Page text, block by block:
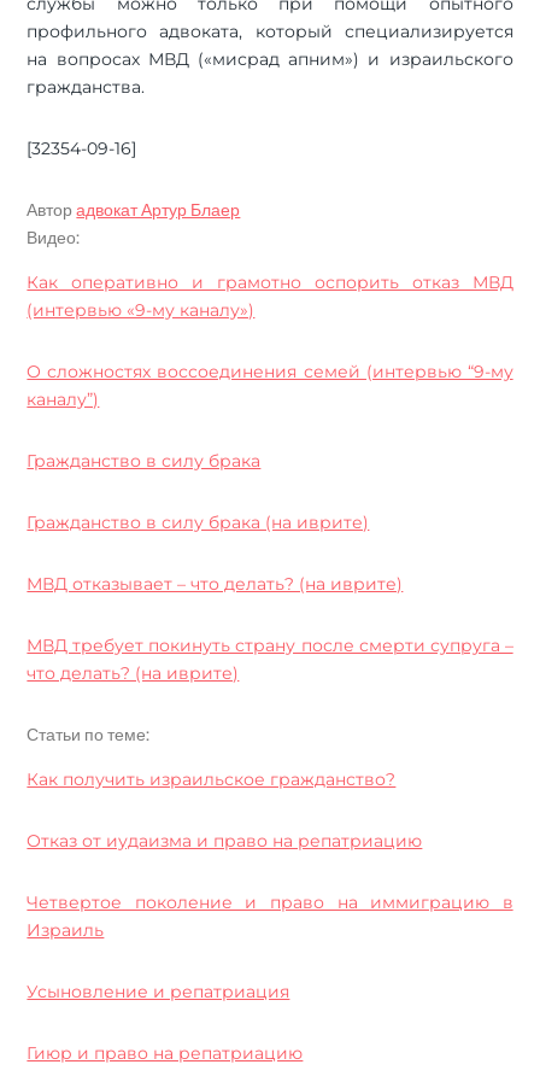
профильного адвоката, который специализируется
на вопросах МВД («мисрад апним») и израильского
гражданства.
[32354-09-16]
Авторадвокат Артур Блаер
Видео:
Как оперативно и грамотно оспорить отказ МВД
(интервью «9-му каналу»)
О сложностях воссоединения семей (интервью “9-му
каналу”)
Гражданство в силу брака
Гражданство в силу брака (на иврите)
МВД отказывает – что делать? (на иврите)
МВД требует покинуть страну после смерти супруга –
что делать? (на иврите)
Статьи по теме:
Как получить израильское гражданство?
Отказ от иудаизма и право на репатриацию
Четвертое поколение и право на иммиграцию в
Израиль
Усыновление и репатриация
Гиюр и право на репатриацию